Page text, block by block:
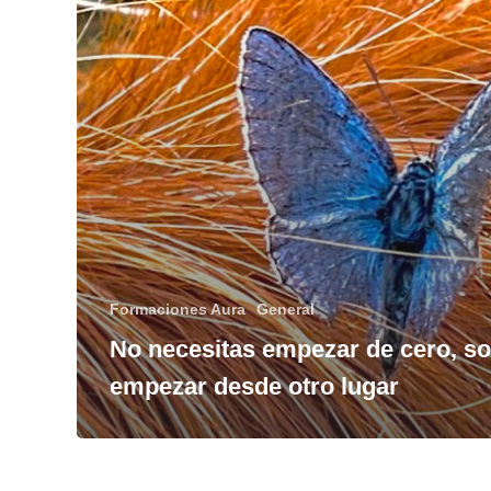
Formaciones Aura General
No necesitas empezar de cero,
empezar desde otro lugar